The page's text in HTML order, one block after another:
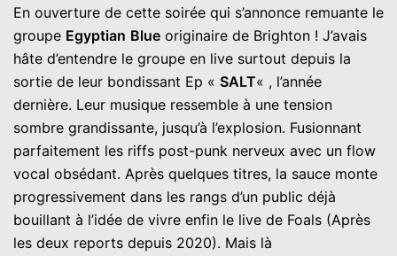
En ouverture de cette soirée qui s’annonce remuante le
groupe Egyptian Blue originaire de Brighton ! J’avais
hâte d’entendre le groupe en live surtout depuis la
sortie de leur bondissant Ep « SALT« , l’année
dernière. Leur musique ressemble à une tension
sombre grandissante, jusqu’à l’explosion. Fusionnant
parfaitement les riffs post-punk nerveux avec un flow
vocal obsédant. Après quelques titres, la sauce monte
progressivement dans les rangs d’un public déjà
bouillant à l’idée de vivre enfin le live de Foals (Après
les deux reports depuis 2020). Mais là